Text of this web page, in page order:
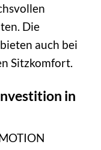
Die
auch bei
Sitzkomfort.
in